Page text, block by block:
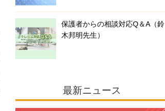
保護者からの相談対応Q＆A（鈴
木邦明先生）
最新ニュース